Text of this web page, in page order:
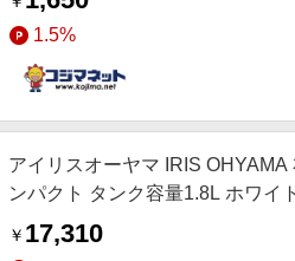
1.5%
アイリスオーヤマ IRIS
ンパクト タンク容量1.8L ホワイ
￥ 17,310